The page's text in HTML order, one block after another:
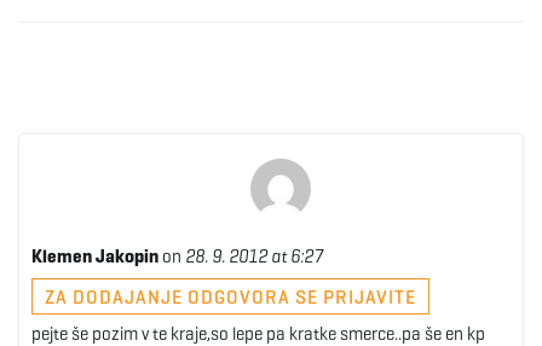
Klemen Jakopin on 28. 9. 2012 at 6:27
ZA DODAJANJE ODGOVORA SE PRIJAVITE
pejte še pozim v te kraje,so lepe pa kratke smerce..pa še en kp